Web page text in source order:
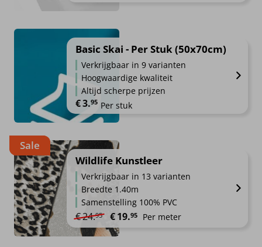
Basic Skai - Per Stuk (50x70cm)
Verkrijgbaar in 9 varianten
Hoogwaardige kwaliteit
Altijd scherpe prijzen
€3.95 Per stuk
Sale
Wildlife Kunstleer
Verkrijgbaar in 13 varianten
Breedte 1.40m
Samenstelling 100% PVC
€24.95 Oorspronkelijke prijs was: €24.95.
€19.95 Huidige prijs is: €19.95.
Per meter